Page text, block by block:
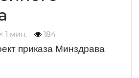
< 1 мин. 184
приказа Минздрава